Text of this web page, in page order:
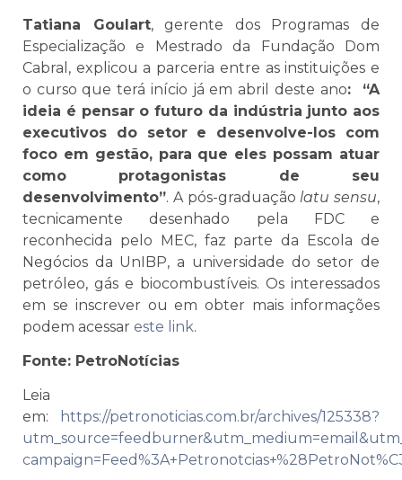
Tatiana Goulart, gerente dos Programas de
Especialização e Mestrado da Fundação Dom
Cabral, explicou a parceria entre as instituições e
o curso que terá início já em abril deste ano: “A
ideia é pensar o futuro da indústria junto aos
executivos do setor e desenvolve-los com
foco em gestão, para que eles possam atuar
como protagonistas de seu
desenvolvimento”. A pós-graduação latu sensu,
tecnicamente desenhado pela FDC e
reconhecida pelo MEC, faz parte da Escola de
Negócios da UnIBP, a universidade do setor de
petróleo, gás e biocombustíveis. Os interessados
em se inscrever ou em obter mais informações
podem acessar este link.
Fonte: PetroNotícias
Leia
em:
https://petronoticias.com.br/archives/125338?